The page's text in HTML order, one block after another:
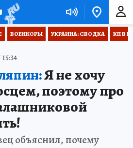
ВОЕНКОРЫ УКРАИНА: СВОДКА КП В
Я не хочу
поэтому про
объяснил, почему